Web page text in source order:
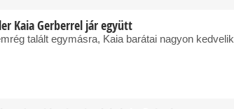
Kaia Gerberrel jár együtt
talált egymásra, Kaia barátai nagyon kedvelik